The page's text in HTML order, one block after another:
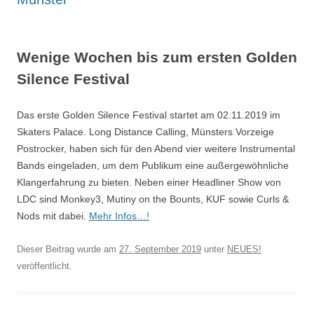
Wenige Wochen bis zum ersten Golden
Silence Festival
Das erste Golden Silence Festival startet am 02.11.2019 im
Skaters Palace. Long Distance Calling, Münsters Vorzeige
Postrocker, haben sich für den Abend vier weitere Instrumental
Bands eingeladen, um dem Publikum eine außergewöhnliche
Klangerfahrung zu bieten. Neben einer Headliner Show von
LDC sind Monkey3, Mutiny on the Bounts, KUF sowie Curls &
Nods mit dabei. Mehr Infos…!
Dieser Beitrag wurde am 27. September 2019 unter NEUES!
veröffentlicht.